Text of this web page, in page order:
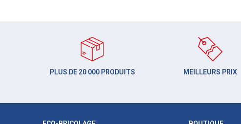
PLUS DE 20 000 PRODUITS MEILLEURS PRIX